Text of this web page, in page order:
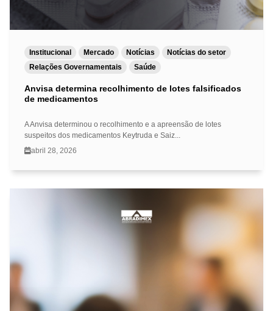
Institucional Mercado Notícias
Notícias do setor
Relações Governamentais
Saúde
Anvisa determina recolhimento de lotes falsificados
de medicamentos
A Anvisa determinou o recolhimento e a apreensão de lotes
suspeitos dos medicamentos Keytruda e Saiz...
abril 28, 2026